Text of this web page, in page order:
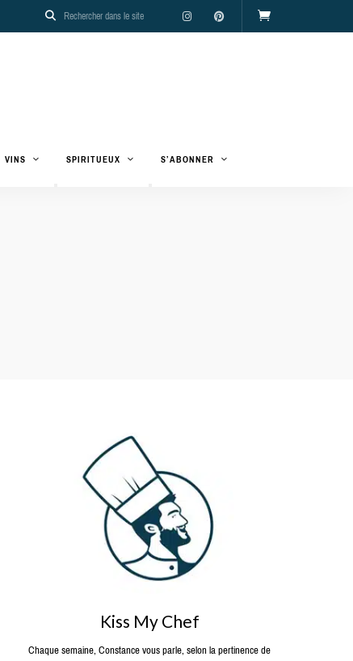
VINS SPIRITUEUX S’ABONNER
Kiss My Chef
Chaque semaine, Constance vous parle, selon la pertinence de